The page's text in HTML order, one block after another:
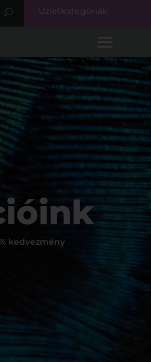
Üzletkategóriák
kedvezmény